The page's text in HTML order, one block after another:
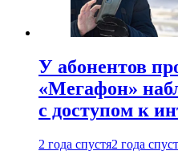
У абонентов
«Мегафон»
с доступом к
2 года спустя2 года